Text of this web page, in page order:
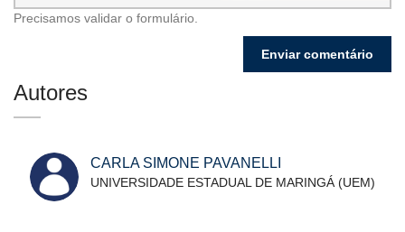
Precisamos validar o formulário.
Autores
CARLA SIMONE PAVANELLI
UNIVERSIDADE ESTADUAL DE MARINGÁ (UEM)